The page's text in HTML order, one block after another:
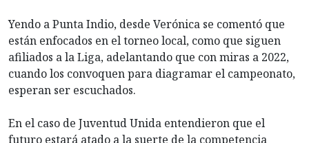
Yendo a Punta Indio, desde Verónica se comentó que
están enfocados en el torneo local, como que siguen
afiliados a la Liga, adelantando que con miras a 2022,
cuando los convoquen para diagramar el campeonato,
esperan ser escuchados.
En el caso de Juventud Unida entendieron que el
futuro estará atado a la suerte de la competencia